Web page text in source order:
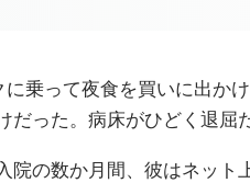
乗って夜食を買いに出か
った。病床がひどく退屈
の数か月間、彼はネッ